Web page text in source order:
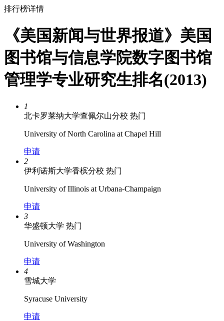
排行榜详情
《美国新闻与世界报道》美国
图书馆与信息学院数字图书馆
管理学专业研究生排名(2013)
1
北卡罗莱纳大学查佩尔山分校 热门
University of North Carolina at Chapel Hill
申请
2
伊利诺斯大学香槟分校 热门
University of Illinois at Urbana-Champaign
申请
3
华盛顿大学 热门
University of Washington
申请
4
雪城大学
Syracuse University
申请